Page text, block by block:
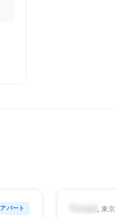
アパート 渋谷区, 東京